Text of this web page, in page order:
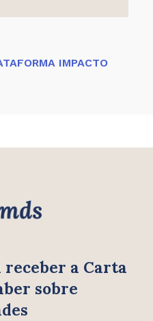
IMPACTO
receber a Carta
sobre